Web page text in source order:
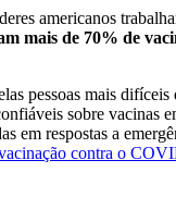
americanos
mais de 70% de
pessoas mais
sobre vacinas
respostas a
contra o